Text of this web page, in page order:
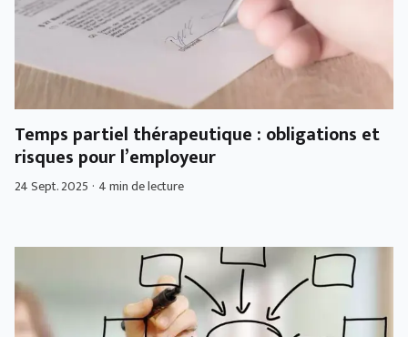
Temps partiel thérapeutique : obligations et
risques pour l’employeur
24 Sept. 2025 · 4 min de lecture